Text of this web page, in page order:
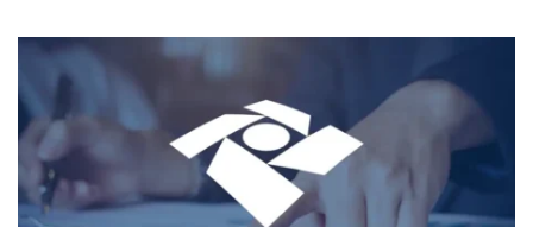
escritório
contábil
deve